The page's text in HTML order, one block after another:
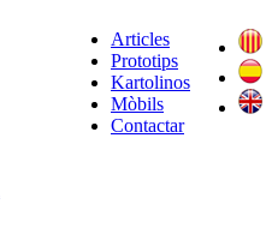
Articles
Prototips
Kartolinos
Mòbils
Contactar